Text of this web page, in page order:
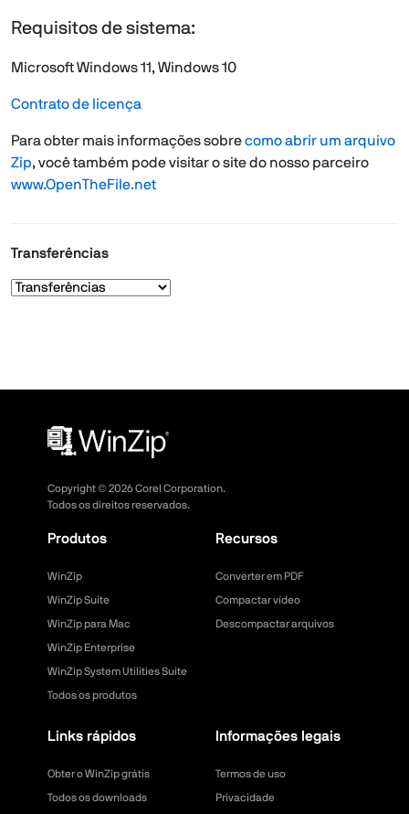
Requisitos de sistema:
Microsoft Windows 11, Windows 10
Contrato de licença
Para obter mais informações sobrecomo abrir um arquivo
Zip, você também pode visitar o site do nosso parceiro
www.OpenTheFile.net
Transferências
Copyright © 2026Corel Corporation.
Todos os direitos reservados.
Produtos
WinZip
WinZip Suite
WinZip para Mac
WinZip Enterprise
WinZip System Utilities Suite
Todos os produtos
Recursos
Converter em PDF
Compactar vídeo
Descompactar arquivos
Links rápidos
Obter o WinZip grátis
Todos os downloads
Informações legais
Termos de uso
Privacidade